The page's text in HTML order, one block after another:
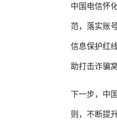
中国电信怀
范，落实账
信息保护红
助打击诈骗
下一步，中
则，不断提